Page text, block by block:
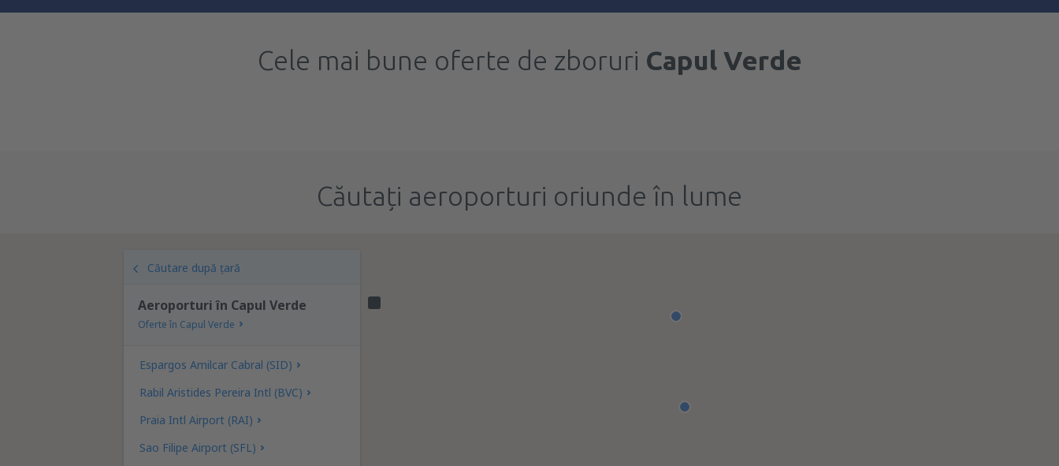
Cele mai bune oferte de zboruri Capul Verde
Căutați aeroporturi oriunde în lume
Căutare după țară
Aeroporturi în Capul Verde
Oferte în Capul Verde
Espargos Amilcar Cabral (SID)
Rabil Aristides Pereira Intl (BVC)
Praia Intl Airport (RAI)
Sao Filipe Airport (SFL)